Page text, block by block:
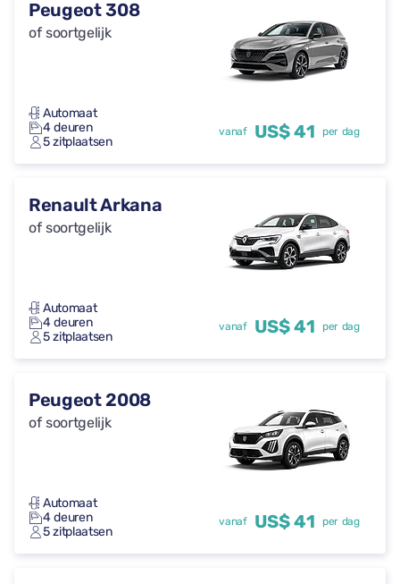
Peugeot 308
of soortgelijk
Automaat
4 deuren
5 zitplaatsen
vanaf US$ 41 per dag
Renault Arkana
of soortgelijk
Automaat
4 deuren
5 zitplaatsen
vanaf US$ 41 per dag
Peugeot 2008
of soortgelijk
Automaat
4 deuren
5 zitplaatsen
vanaf US$ 41 per dag